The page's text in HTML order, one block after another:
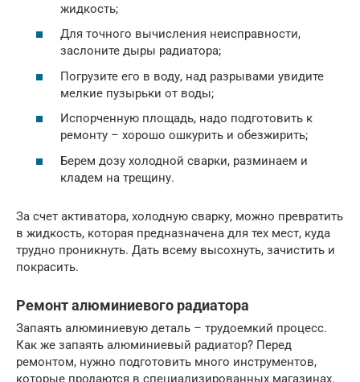
жидкость;
Для точного вычисления неисправности,
заслоните дыры радиатора;
Погрузите его в воду, над разрывами увидите
мелкие пузырьки от воды;
Испорченную площадь, надо подготовить к
ремонту – хорошо ошкурить и обезжирить;
Берем дозу холодной сварки, разминаем и
кладем на трещину.
За счет активатора, холодную сварку, можно превратить
в жидкость, которая предназначена для тех мест, куда
трудно проникнуть. Дать всему высохнуть, зачистить и
покрасить.
Ремонт алюминиевого радиатора
Запаять алюминиевую деталь – трудоемкий процесс.
Как же запаять алюминиевый радиатор? Перед
ремонтом, нужно подготовить много инструментов,
которые продаются в специализированных магазинах.